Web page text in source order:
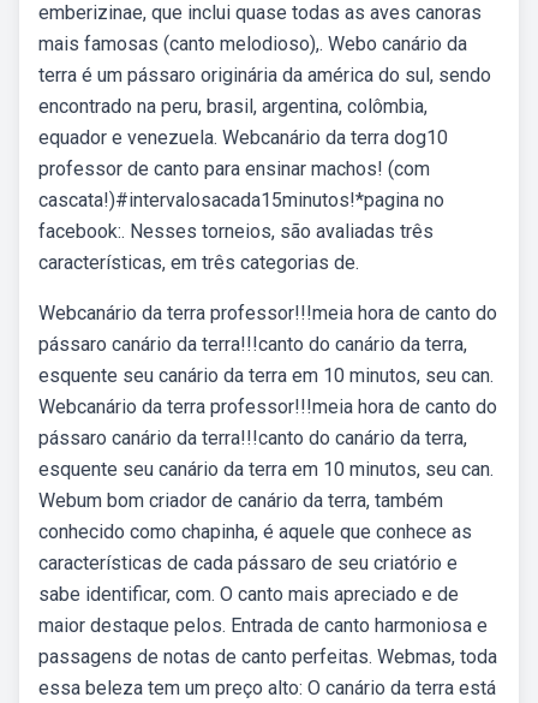
emberizinae, que inclui quase todas as aves canoras
mais famosas (canto melodioso),. Webo canário da
terra é um pássaro originária da américa do sul, sendo
encontrado na peru, brasil, argentina, colômbia,
equador e venezuela. Webcanário da terra dog10
professor de canto para ensinar machos! (com
cascata!)#intervalosacada15minutos!*pagina no
facebook:. Nesses torneios, são avaliadas três
características, em três categorias de.
Webcanário da terra professor!!!meia hora de canto do
pássaro canário da terra!!!canto do canário da terra,
esquente seu canário da terra em 10 minutos, seu can.
Webcanário da terra professor!!!meia hora de canto do
pássaro canário da terra!!!canto do canário da terra,
esquente seu canário da terra em 10 minutos, seu can.
Webum bom criador de canário da terra, também
conhecido como chapinha, é aquele que conhece as
características de cada pássaro de seu criatório e
sabe identificar, com. O canto mais apreciado e de
maior destaque pelos. Entrada de canto harmoniosa e
passagens de notas de canto perfeitas. Webmas, toda
essa beleza tem um preço alto: O canário da terra está